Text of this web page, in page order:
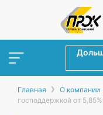
Главная › О компании
господдержкой от